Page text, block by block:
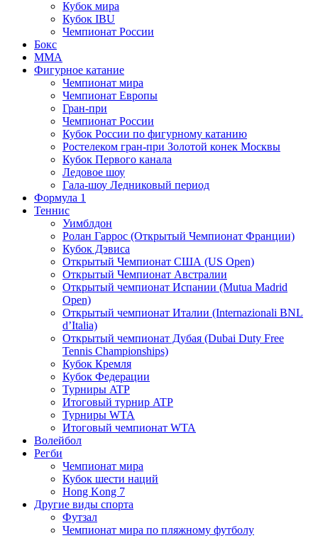
Кубок мира
Кубок IBU
Чемпионат России
Бокс
MMA
Фигурное катание
Чемпионат мира
Чемпионат Европы
Гран-при
Чемпионат России
Кубок России по фигурному катанию
Ростелеком гран-при Золотой конек Москвы
Кубок Первого канала
Ледовое шоу
Гала-шоу Ледниковый период
Формула 1
Теннис
Уимблдон
Ролан Гаррос (Открытый Чемпионат Франции)
Кубок Дэвиса
Открытый Чемпионат США (US Open)
Открытый Чемпионат Австралии
Открытый чемпионат Испании (Mutua Madrid
Open)
Открытый чемпионат Италии (Internazionali BNL
d’Italia)
Открытый чемпионат Дубая (Dubai Duty Free
Tennis Championships)
Кубок Кремля
Кубок Федерации
Турниры ATP
Итоговый турнир ATP
Турниры WTA
Итоговый чемпионат WTA
Волейбол
Регби
Чемпионат мира
Кубок шести наций
Hong Kong 7
Другие виды спорта
Футзал
Чемпионат мира по пляжному футболу